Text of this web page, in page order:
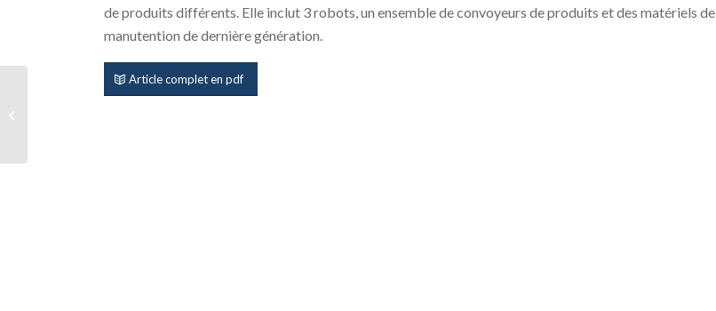
de produits différents. Elle inclut 3 robots, un ensemble de convoyeurs de produits et des matériels de
manutention de dernière génération.
Article complet en pdf
Fabrication de plaques